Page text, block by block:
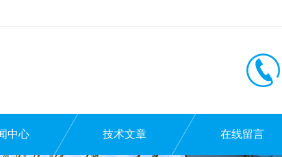
中心 技术文章 在线留言